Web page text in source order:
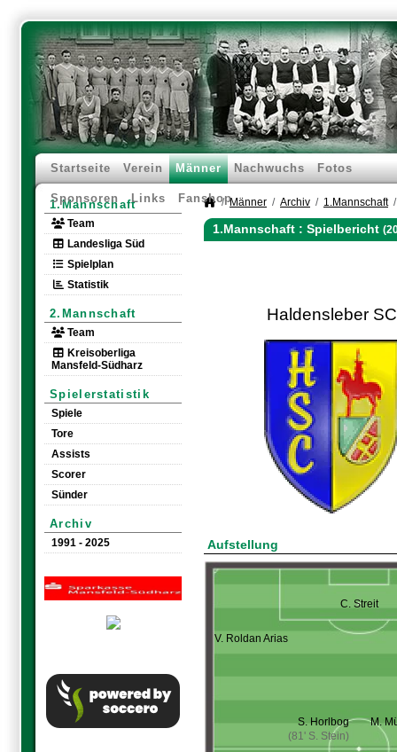
Startseite Verein Männer Nachwuchs Fotos
Sponsoren Links Fanshop
1.Mannschaft
Team
Landesliga Süd
Spielplan
Statistik
2.Mannschaft
Team
Kreisoberliga
Mansfeld-Südharz
Spielerstatistik
Spiele
Tore
Assists
Scorer
Sünder
Archiv
1991 - 2025
Männer Archiv 1.Mannschaft
1.Mannschaft : Spielbericht
Haldensleber SC
Aufstellung
C. Streit
V. Roldan Arias
S. Horlbog
(81' S. Stein)
M.